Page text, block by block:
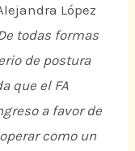
López
todas formas
de postura
que el FA
a favor de
como un